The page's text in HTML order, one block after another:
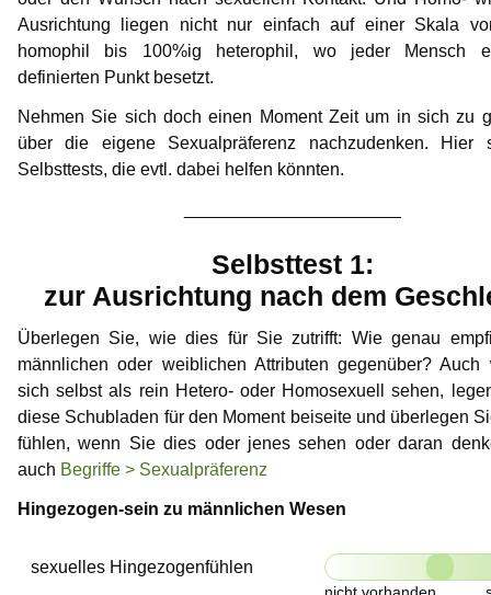
Standards
Verein
Mitwirkende
Was ist eigentlich Pädophilie?
Warum wir Sex mit Kindern ablehnen
Selbsttest Sexualität
Doppelbetroffenheit
FAQ – häufig gestellte Fragen
Persönliches
Jay-Jay
NewMan
Max
Markus
Johann
Klase
Takeru
Öffentliches
Veranstaltungen
Gedanken einer Anwältin
Ähnliche Plattformen
Forum
Ausrichtung liegen nicht nur einfach auf einer Skala
homophil bis 100%ig heterophil, wo jeder Mensch
definierten Punkt besetzt.
Nehmen Sie sich doch einen Moment Zeit um in sich zu
über die eigene Sexualpräferenz nachzudenken. Hier
Selbsttests, die evtl. dabei helfen könnten.
Selbsttest 1:
zur Ausrichtung nach dem
Überlegen Sie, wie dies für Sie zutrifft: Wie genau
männlichen oder weiblichen Attributen gegenüber? Auch
sich selbst als rein Hetero- oder Homosexuell sehen,
diese Schubladen für den Moment beiseite und überlegen
fühlen, wenn Sie dies oder jenes sehen oder daran
auch Begriffe > Sexualpräferenz
Hingezogen-sein zu männlichen Wesen
sexuelles Hingezogenfühlen
Begriffsdefinitionen
Selbsttest Sexualität
Gedanken zur Childlove Symbolik
Doppelbetroffenheit
FAQ – häufig gestellte Fragen